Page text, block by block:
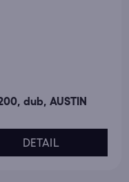
dub, AUSTIN
DETAIL